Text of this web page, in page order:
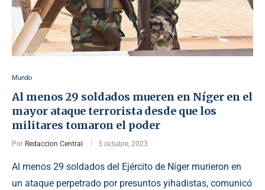
Mundo
Al menos 29 soldados mueren en Níger en el
mayor ataque terrorista desde que los
militares tomaron el poder
Por Redaccion Central 3 octubre, 2023
Al menos 29 soldados del Ejército de Níger murieron en
un ataque perpetrado por presuntos yihadistas, comunicó